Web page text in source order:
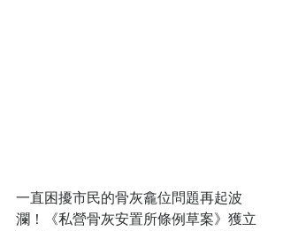
一直困擾市民的骨灰龕位問題再起波
瀾！《私營骨灰安置所條例草案》獲立